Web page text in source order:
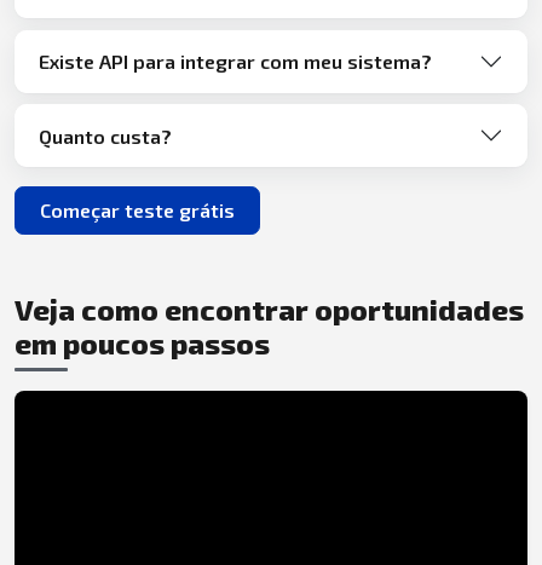
Existe API para integrar com meu sistema?
Quanto custa?
Começar teste grátis
Veja como encontrar oportunidades
em poucos passos